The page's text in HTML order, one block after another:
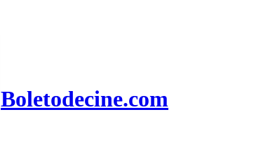
Boletodecine.com